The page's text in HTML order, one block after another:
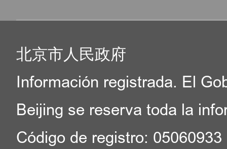
北京市人民政府
Información registrada. El
Beijing se reserva toda la
Código de registro: 05060933